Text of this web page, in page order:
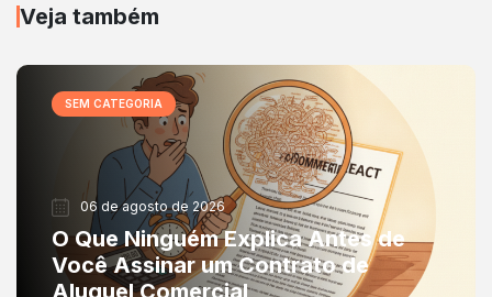
Veja também
SEM CATEGORIA
06 de agosto de 2026
O Que Ninguém Explica Antes de
Você Assinar um Contrato de